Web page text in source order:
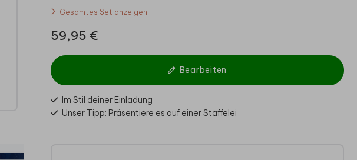
Gesamtes Set anzeigen
59,95 €
Bearbeiten
Im Stil deiner Einladung
Unser Tipp: Präsentiere es auf einer Staffelei